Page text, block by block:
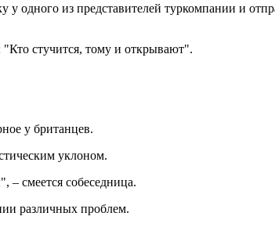
одного из представителей туркомпании и
"Кто стучится, тому и открывают".
у британцев.
уклоном.
– смеется собеседница.
различных проблем.